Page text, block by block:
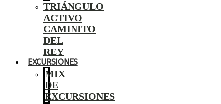
TRIÁNGULO
ACTIVO
CAMINITO
DEL
REY
EXCURSIONES
MIX
DE
EXCURSIONES